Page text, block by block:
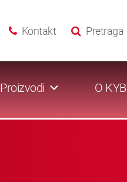
Pretraga
Kontakt
Proizvodi O KYB